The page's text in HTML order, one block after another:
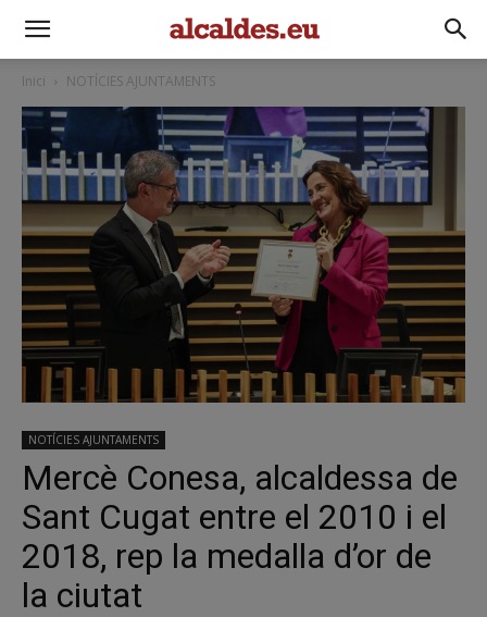
Inici NOTÍCIES AJUNTAMENTS
NOTÍCIES AJUNTAMENTS
Mercè Conesa, alcaldessa de
Sant Cugat entre el 2010 i el
2018, rep la medalla d’or de
la ciutat